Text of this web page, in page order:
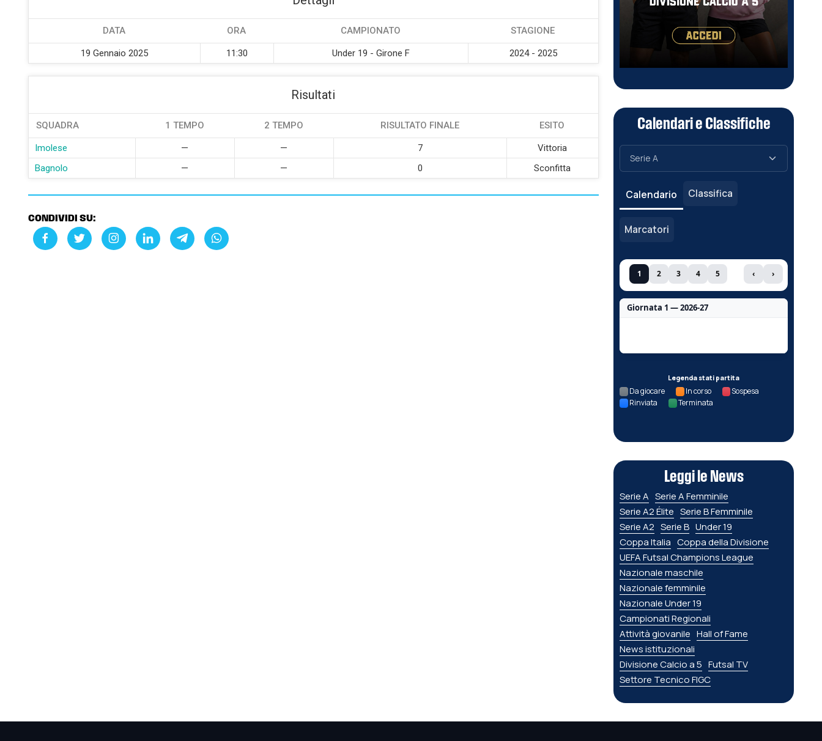
DATA ORA CAMPIONATO STAGIONE
19 Gennaio 2025 11:30 Under 19 - Girone F 2024 - 2025
Risultati
SQUADRA 1 TEMPO 2 TEMPO RISULTATO FINALE ESITO
Imolese — — 7
Vittoria
Bagnolo
— — 0 Sconfitta
CONDIVIDI SU:
Calendari e Classifiche
Calendario Classifica
Marcatori
1 2 3 4 5 ‹ ›
Giornata 1 — 2026-27
Legenda stati partita
Da giocare In corso
Sospesa
Rinviata
Terminata
Leggi le News
Serie A Serie A Femminile
Serie A2 Élite Serie B Femminile
Serie A2 Serie B Under 19
Coppa Italia Coppa della Divisione
UEFA Futsal Champions League
Nazionale maschile
Nazionale femminile
Nazionale Under 19
Campionati Regionali
Attività giovanile Hall of Fame
News istituzionali
Divisione Calcio a 5 Futsal TV
Settore Tecnico FIGC